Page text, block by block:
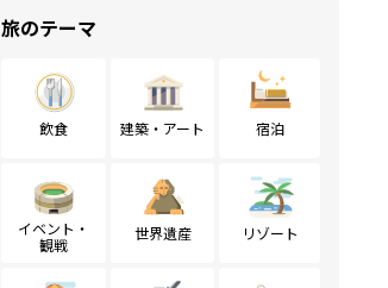
旅のテーマ
飲食 建築・アート 宿泊
イベント・
観戦
世界遺産 リゾート